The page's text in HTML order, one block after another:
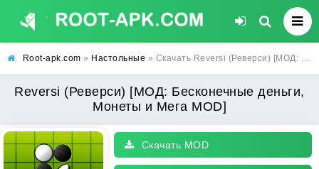
Root-apk.com » Настольные » Скачать Reversi (Реверси) [МОД: Бесконечные деньги, Монеты и Мега MOD] | Взлом Reversi на Андроид
Reversi (Реверси) [МОД: Бесконечные деньги,
Монеты и Мега MOD]
Скачать MOD